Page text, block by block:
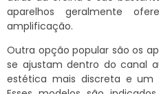
aparelhos geralmente
amplificação.
Outra opção popular são os
se ajustam dentro do canal
estética mais discreta e um